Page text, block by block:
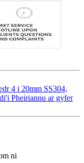
4 i 20mm SS304,
Pheiriannu ar gyfer
ni